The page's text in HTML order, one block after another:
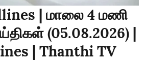
| மாலை 4 மணி
(05.08.2026) |
| Thanthi TV